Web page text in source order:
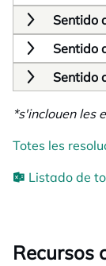
Sentido
Sentido
Sentido
*s'inclouen les
Totes les
Listado de
Recursos